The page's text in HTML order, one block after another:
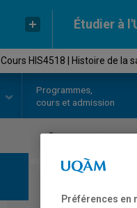
Étudier à
Cours HIS4518 | Histoire de la
Programmes,
cours et admission
Préférences en